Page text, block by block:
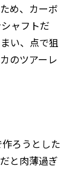
め、カーボ
ャフトだ
い、点で狙
のツアーレ
ろうとした
と肉薄過ぎ